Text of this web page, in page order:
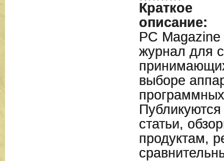
Краткое
описание:
PC
журнал для
выборе
статьи,
продуктам,